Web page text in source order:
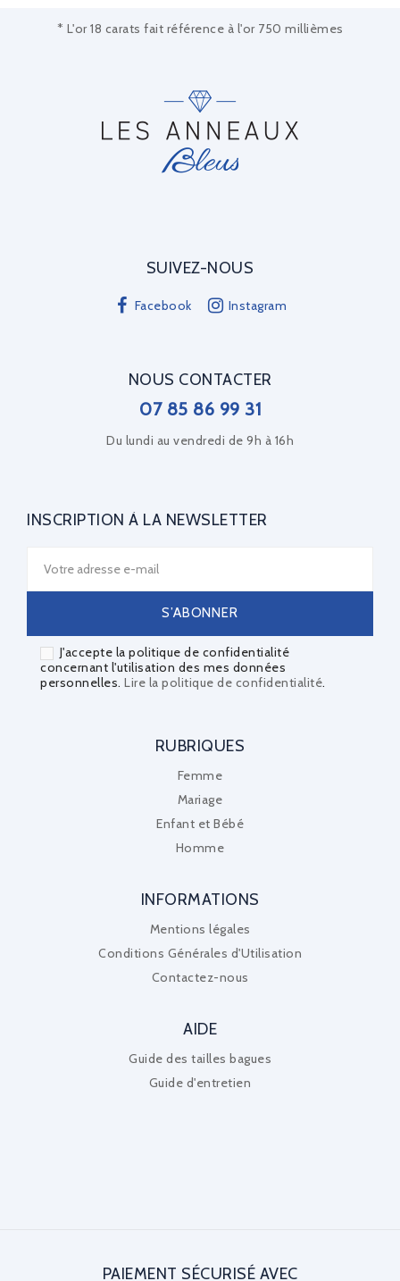
* L'or 18 carats fait référence à l'or 750 millièmes
SUIVEZ-NOUS
Facebook Instagram
NOUS CONTACTER
07 85 86 99 31
Du lundi au vendredi de 9h à 16h
INSCRIPTION À LA NEWSLETTER
J'accepte la politique de confidentialité
concernant l'utilisation des mes données
personnelles. Lire la politique de confidentialité.
RUBRIQUES
Femme
Mariage
Enfant et Bébé
Homme
INFORMATIONS
Mentions légales
Conditions Générales d'Utilisation
Contactez-nous
AIDE
Guide des tailles bagues
Guide d'entretien
PAIEMENT SÉCURISÉ AVEC